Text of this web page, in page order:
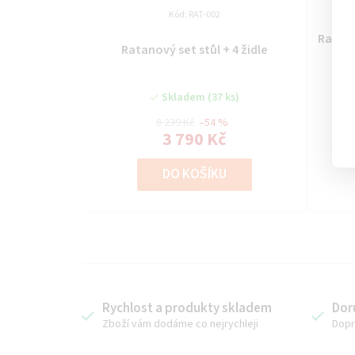
Ratanový set stůl + 4 židle
Skladem (37 ks)
3 790 Kč
–54 %
DO KOŠÍKU
Kód: RAT-002
Rychlost a produkty skladem
Zboží vám dodáme co nejrychleji